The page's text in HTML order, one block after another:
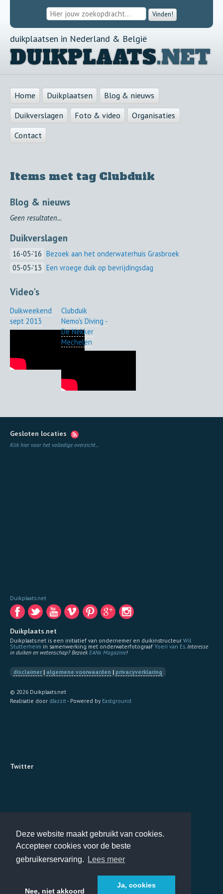
Deze website maakt gebruikt van cookies.
Accepteer cookies voor de beste
gebruikerservaring.
Lees meer
Nee, niet akkoord
Ja, cookies
Vinden!
duikplaatsen in Nederland & België
DUIKPLAATS.NET
Home Duikplaatsen
Blog & nieuws
Duikverslagen
Foto & video
Organisaties
Contact
Items met tag Clubduik
Blog & nieuws
Geen resultaten...
Duikverslagen
16-05-'16 Bezoek aan het onderwaterhuis Grasbroek
05-05-'13 Een vroege duik op bevrijdingsdag
Video's
Duikweekend
sept 2013
Clubduik
Nemo's Diving -
De Nekker
Mechelen
Gesloten locaties
Klik hier voor het volledige overzicht
Duikplaats.net
Duikplaats.net
Duikplaats.net is een initiatief van ondernemer en duikinstructeur Wil
Stutterheim in samenwerking met onderwaterfotograaf Yoeri van Es Interesse
in duiken en wetenschap? BezoekEANx Magazine!
disclaimer| algemene voorwaarden | privacyverklaring
© 2026 Duikplaats.net
Realisatie door dJazzit- Powered by Eastground
Twitter